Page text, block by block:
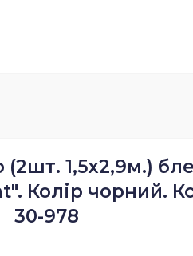
1,5х2,9м.)
Колір чорний.
30-978